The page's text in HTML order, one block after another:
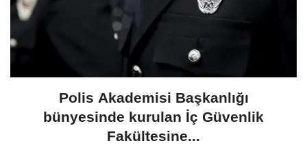
Polis Akademisi Başkanlığı
bünyesinde kurulan İç Güvenlik
Fakültesine...